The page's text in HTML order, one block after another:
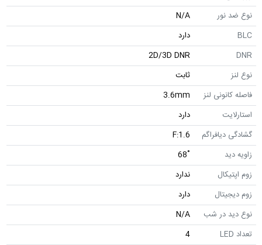
نوع ضد نور
N/A
BLC
دارد
DNR
2D/3D DNR
نوع لنز
ثابت
فاصله کانونی لنز
3.6mm
استارلایت
دارد
گشادگی دیافراگم
F:1.6
زاویه دید
˚68
زوم اپتیکال
ندارد
زوم دیجیتال
دارد
نوع دید در شب
N/A
تعداد LED
4